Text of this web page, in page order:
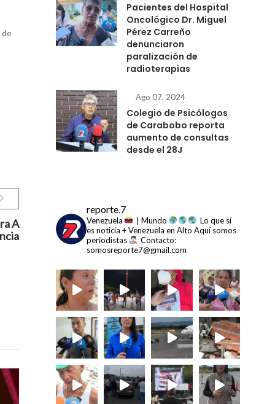
de
A
Pacientes del Hospital
Oncológico Dr. Miguel
Pérez Carreño
denunciaron
paralización de
radioterapias
Ago 07, 2024
Colegio de Psicólogos
de Carabobo reporta
aumento de consultas
desde el 28J
reporte.7
Venezuela | Mundo
Lo que sí
es noticia + Venezuela en Alto Aquí somos
periodistas
Contacto:
somosreporte7@gmail.com